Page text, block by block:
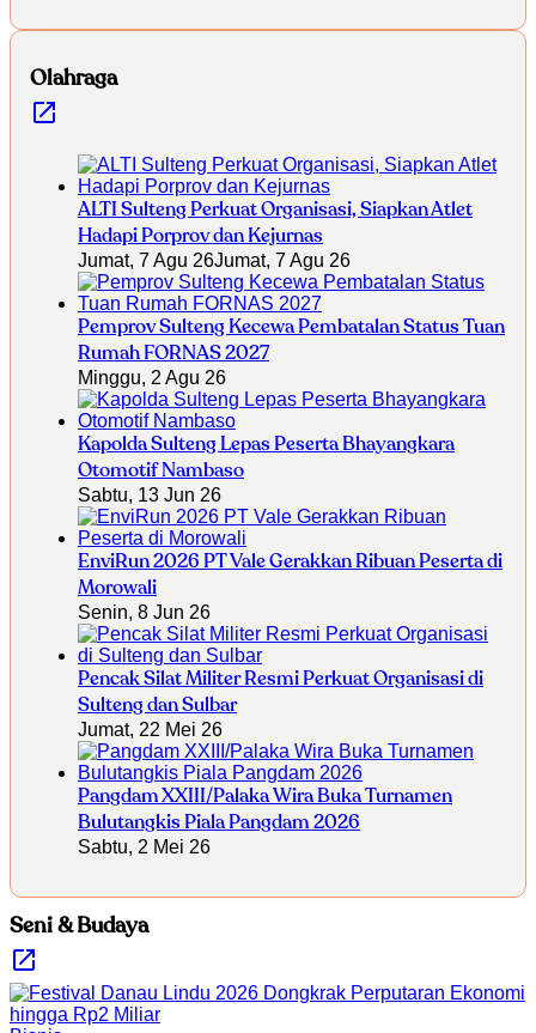
Olahraga
ALTI Sulteng Perkuat Organisasi, Siapkan Atlet
Hadapi Porprov dan Kejurnas
Jumat, 7 Agu 26Jumat, 7 Agu 26
Pemprov Sulteng Kecewa Pembatalan Status Tuan
Rumah FORNAS 2027
Minggu, 2 Agu 26
Kapolda Sulteng Lepas Peserta Bhayangkara
Otomotif Nambaso
Sabtu, 13 Jun 26
EnviRun 2026 PT Vale Gerakkan Ribuan Peserta di
Morowali
Senin, 8 Jun 26
Pencak Silat Militer Resmi Perkuat Organisasi di
Sulteng dan Sulbar
Jumat, 22 Mei 26
Pangdam XXIII/Palaka Wira Buka Turnamen
Bulutangkis Piala Pangdam 2026
Sabtu, 2 Mei 26
Seni & Budaya